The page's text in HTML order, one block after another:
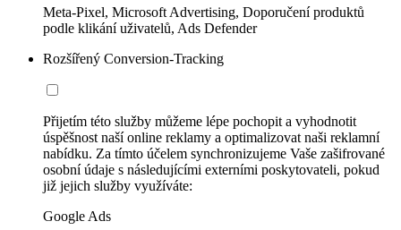
Meta-Pixel, Microsoft Advertising, Doporučení produktů
podle klikání uživatelů, Ads Defender
Rozšířený Conversion-Tracking
Přijetím této služby můžeme lépe pochopit a vyhodnotit
úspěšnost naší online reklamy a optimalizovat naši reklamní
nabídku. Za tímto účelem synchronizujeme Vaše zašifrované
osobní údaje s následujícími externími poskytovateli, pokud
již jejich služby využíváte:
Google Ads